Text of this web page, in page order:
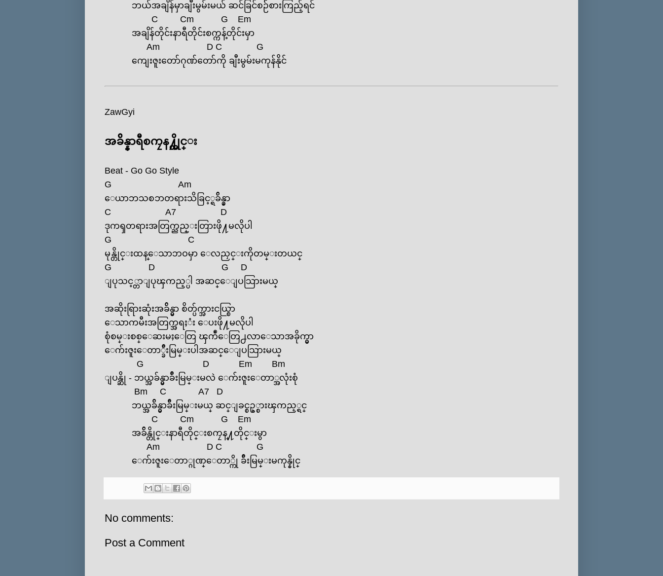
ဘယ်အချိန်မှာချီးမွမ်းမယ် ဆင်ခြင်စဉ််စားကြည့်ရင်
C
Cm G
Em
အချိန်တိုင်းနာရီတိုင်းစက္ကန့်တိုင်းမှာ
Am
D C
G
‌ကျေးဇူး‌တော်ဂုဏ်‌တော်ကို ချီးမွမ်းမကုန်နိုင်
ZawGyi
အခ်ိန္နာရီစကၠန႔္တိုင္း
Beat - Go Go Style
G
Am
‌ေယာဘသစၥာတရားသိခြင့္ရခ်ိန္မှာ
C
A7
D
ဒုကၡတရားအတြက္ညည္းတြားဖို႔မလိုပါ
G
C
မုန္တိုင္းထန္‌ေသာဘဝမှာ ‌ေလညှင္းကိုတမ္းတယင္
G
D G
D
ျပုသင့္တာျပုၾကည့္ပါ အဆင္‌ေျပသြားမယ္
အဆိုးရြားဆုံးအခ်ိန္မွာ စိတ္ပ်က္အားငယ္စြာ
‌ေသာကမီးအတြက္အရႈံး ‌ေပးဖို႔မလိုပါ
စုံစမ္းစစ္‌ေဆးမႈေတြ ၾကဳံ‌ေတြ႕လာ‌ေသာအခိုက္မွာ
‌ေက်းဇူး‌ေတာ္ခ်ီးမြမ္းပါအဆင္‌ေျပသြားမယ္
G
D Em
Bm
ျပန္ဆို - ဘယ္အခ်န္မွာခ်ီးမြမ္းမလဲ ‌ေက်းဇူး‌ေတာ္အလုံးစုံ
Bm
C A7
D
ဘယ္အခ်ိန္မွာခ်ီးမြမ္းမယ္ ဆင္ျခင္စဥ္္စားၾကည့္ရင္
C
Cm G
Em
အခ်ိန္တိုင္းနာရီတိုင္းစကၠန္႔တိုင္းမွာ
Am
D C
G
‌ေက်းဇူး‌ေတာ္ဂုဏ္‌ေတာ္ကို ခ်ီးမြမ္းမကုန္နိုင္
No comments:
Post a Comment